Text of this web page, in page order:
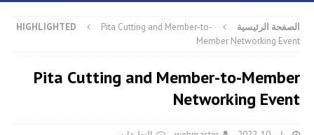
الصفحة الرئيسية HIGHLIGHTED
Pita Cutting and Member-to-
Member Networking Event
Pita Cutting and Member-to-Member
Networking Event